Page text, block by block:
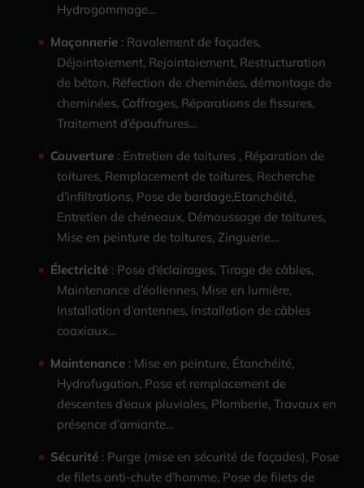
Hydrogommage…
Maçonnerie : Ravalement de façades,
Déjointoiement, Rejointoiement, Restructuration
de béton, Réfection de cheminées, démontage de
cheminées, Coffrages, Réparations de fissures,
Traitement d’épaufrures…
Couverture : Entretien de toitures , Réparation de
toitures, Remplacement de toitures, Recherche
d’infiltrations, Pose de bardage,Etanchéité,
Entretien de chéneaux, Démoussage de toitures,
Mise en peinture de toitures, Zinguerie…
Électricité : Pose d’éclairages, Tirage de câbles,
Maintenance d’éoliennes, Mise en lumière,
Installation d’antennes, Installation de câbles
coaxiaux…
Maintenance : Mise en peinture, Étanchéité,
Hydrofugation, Pose et remplacement de
descentes d’eaux pluviales, Plomberie, Travaux en
présence d’amiante…
Sécurité : Purge (mise en sécurité de façades), Pose
de filets anti-chute d’homme, Pose de filets de